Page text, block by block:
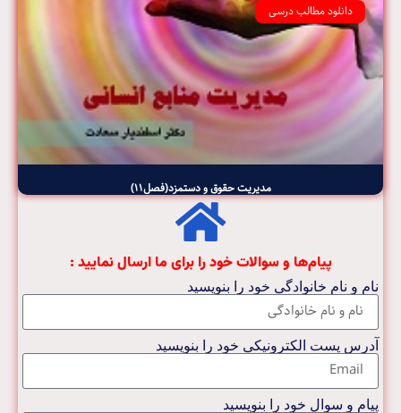
دانلود مطالب درسی
مدیریت حقوق و دستمزد(فصل۱۱)
پیام‌ها و سوالات خود را برای ما ارسال نمایید :
نام و نام خانوادگی خود را بنویسید
آدرس پست الکترونیکی خود را بنویسید
پیام و سوال خود را بنویسید